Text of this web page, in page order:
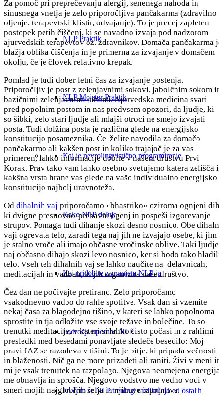
NLP Praktik
NLP Mojster Praktik
Kaj je nevrolingvistično programiranje
Kako NLP deluje
Kaj pridobite z znanjem NLP-ja
Področja uporabe NLP
Po čem se NLP treningi razlikujejo od ostalih
Za pomoč pri preprečevanju alergij, senenega nahoda in
sinusnega vnetja je zelo priporočljiva pančakarma (zdravilno
oljenje, terapevtski klistir, odvajanje). To je precej zapleten
postopek petih čiščenj, ki se navadno izvaja pod nadzorom
ajurvedskih terapevtov oz. zdravnikov. Domača pančakarma
blažja oblika čiščenja in je primerna za izvajanje v domačem
okolju, če je človek relativno krepak.
Pomlad je tudi dober letni čas za izvajanje postenja.
Priporočljiv je post z zelenjavnimi sokovi, jabolčnim sokom
bazičnimi zelenjavnimi juhami. Ajurvedska medicina svari
pred popolnim postom in nas predvsem opozori, da ljudje, ki
so šibki, zelo stari ljudje ali mlajši otroci ne smejo izvajati
posta. Tudi dolžina posta je različna glede na energijsko
konstitucijo posameznika. Če želite navodila za domačo
pančakarmo ali kakšen post in koliko trajajoč je za vas
primeren, lahko informacije dobite v našem društvu Prvi
Korak. Prav tako vam lahko osebno svetujemo katera zelišča
kakšna vrsta hrane vas glede na vašo individualno energijsko
konstitucijo najbolj uravnoteža.
Od dihalnih vaj priporočamo »bhastriko« oziroma ognjeni
ki dvigne presnovno-prebavni ogenj in pospeši izgorevanje
strupov. Pomaga tudi dihanje skozi desno nosnico. Obe
vaji ogrevata telo, zaradi tega naj jih ne izvajajo osebe, ki jim
je stalno vroče ali imajo občasne vročinske oblive. Taki ljudje
naj občasno dihajo skozi levo nosnico, ker si bodo tako
telo. Vseh teh dihalnih vaj se lahko naučite na delavnicah,
meditacijah in vadbah, ki jih organizira naše društvo.
Čez dan ne počivajte pretirano. Zelo priporočamo
vsakodnevno vadbo do rahle spotitve. Vsak dan si vzemite
nekaj časa za blagodejno tišino, v kateri se lahko popolnoma
sprostite in tja odložite vse svoje težave in bolečine. To so
trenutki meditacije, v kateri si lahko čisto počasi in z rahlimi
presledki med besedami ponavljate sledeče besedilo: Moj
pravi JAZ se razodeva v tišini. To je bitje, ki pripada večnosti
in blaženosti. Nič ga ne more prizadeti ali raniti. Živi v meni
mi je vsak trenutek na razpolago. Njegova neomejena
me obnavlja in sprošča. Njegovo vodstvo me vedno vodi v
smeri mojih najglobljih želja in njihove izpolnitve.